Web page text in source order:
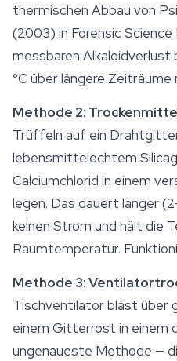
thermischen Abbau von
(2003) in Forensic
messbaren
°C über längere Zeiträume
Methode 2:
Trüffeln auf ein
lebensmittelechtem
Calciumchlorid in einem
legen. Das dauert länger
keinen Strom und hält die
Raumtemperatur.
Methode 3:
Tischventilator bläst über
einem Gitterrost in einem
ungenaueste Methode —